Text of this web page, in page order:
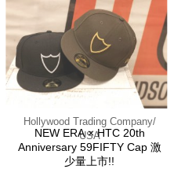
Hollywood Trading Company/
USA
NEW ERA × HTC 20th
Anniversary 59FIFTY Cap 激
少量上市!!